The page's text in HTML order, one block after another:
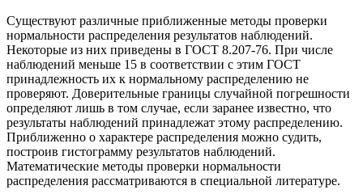
Существуют различные приближенные методы проверки
нормальности распределения результатов наблюдений.
Некоторые из них приведены в ГОСТ 8.207-76. При числе
наблюдений меньше 15 в соответствии с этим ГОСТ
принадлежность их к нормальному распределению не
проверяют. Доверительные границы случайной погрешности
определяют лишь в том случае, если заранее известно, что
результаты наблюдений принадлежат этому распределению.
Приближенно о характере распределения можно судить,
построив гистограмму результатов наблюдений.
Математические методы проверки нормальности
распределения рассматриваются в специальной литературе.